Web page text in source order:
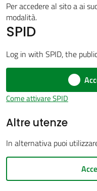
Amministrazione
trasparente
Menu selezionato
Tutti
argomenti...
Seguici
su
Per accedere al sito a ai
modalità.
SPID
Log in with SPID, the
Come attivare SPID
Altre utenze
In alternativa puoi